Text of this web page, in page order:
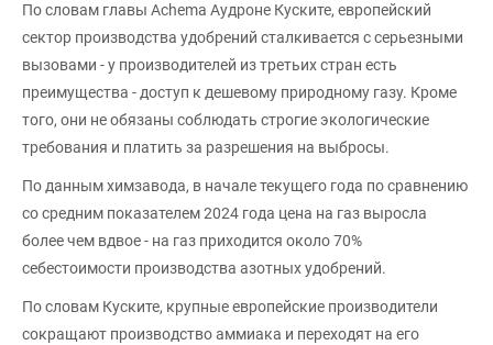
По словам главы Achema Аудроне Куските, европейский
сектор производства удобрений сталкивается с серьезными
вызовами - у производителей из третьих стран есть
преимущества - доступ к дешевому природному газу. Кроме
того, они не обязаны соблюдать строгие экологические
требования и платить за разрешения на выбросы.
По данным химзавода, в начале текущего года по сравнению
со средним показателем 2024 года цена на газ выросла
более чем вдвое - на газ приходится около 70%
себестоимости производства азотных удобрений.
По словам Куските, крупные европейские производители
сокращают производство аммиака и переходят на его